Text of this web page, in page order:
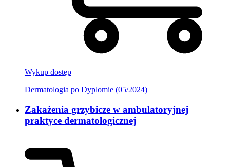
Wykup dostęp
Dermatologia po Dyplomie (05/2024)
Zakażenia grzybicze w ambulatoryjnej
praktyce dermatologicznej